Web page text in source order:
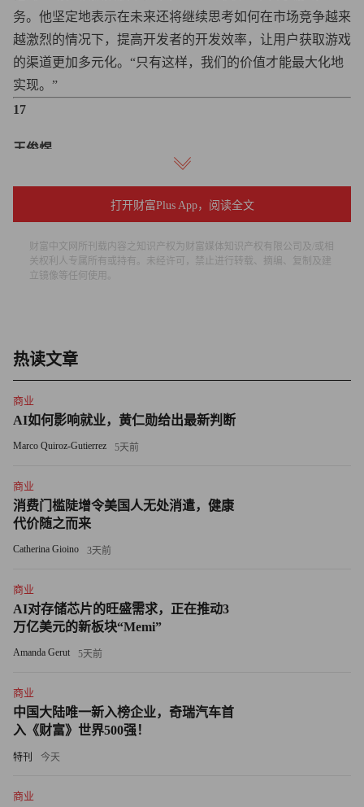
务。他坚定地表示在未来还将继续思考如何在市场竞争越来
越激烈的情况下，提高开发者的开发效率，让用户获取游戏
的渠道更加多元化。“只有这样，我们的价值才能最大化地
实现。”
17
王俊煜
29 岁
豌豆荚联合创始人、产品负责人
两年前，豌豆荚获得DCM领投的8,000万美元投资。今年1
国内手机应用分发市场迅速崛起，豌豆荚创业四年估值已达
10亿美元。对他来说，创业不是一件非常苦的事，而是单纯
的、开心的去做自己想做的事情。
18
36 岁
小马奔腾集团副董事长及小马奔腾影业总经理
2003年，钟丽芳应小马奔腾创始人、好友李明的邀请加入公
司，在小马奔腾发展过程中她扮演着重要角色，带来赞誉的
电影业务以及备受外界瞩目的收购好莱坞数字王国都是在钟
丽芳的主导下完成的。曾经留学英国学习国际市场营销和风
年，李明因心肌梗塞猝然离世后，钟丽芳选择了坚守。
19
刘勇
35 岁
打开财富Plus App，阅读全文
财富中文网所刊载内容之知识产权为财富媒体知识产权有限公司及/或相
关权利人专属所有或持有。未经许可，禁止进行转载、摘编、复制及建
立镜像等任何使用。
热读文章
商业
AI如何影响就业，黄仁勋给出最新判断
Marco Quiroz-Gutierrez 5天前
商业
消费门槛陡增令美国人无处消遣，健康
代价随之而来
Catherina Gioino 3天前
商业
AI对存储芯片的旺盛需求，正在推动3
万亿美元的新板块“Memi”
Amanda Gerut 5天前
商业
中国大陆唯一新入榜企业，奇瑞汽车首
入《财富》世界500强！
特刊 今天
商业